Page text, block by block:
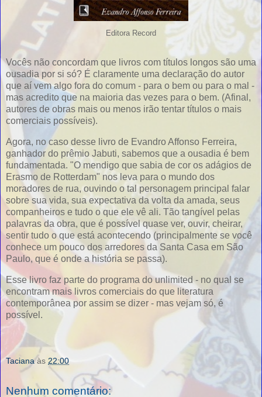
Editora Record
Vocês não concordam que livros com títulos longos são uma
ousadia por si só? É claramente uma declaração do autor
que aí vem algo fora do comum - para o bem ou para o mal -
mas acredito que na maioria das vezes para o bem. (Afinal,
autores de obras mais ou menos irão tentar títulos o mais
comerciais possíveis).
Agora, no caso desse livro de Evandro Affonso Ferreira,
ganhador do prêmio Jabuti, sabemos que a ousadia é bem
fundamentada. "O mendigo que sabia de cor os adágios de
Erasmo de Rotterdam" nos leva para o mundo dos
moradores de rua, ouvindo o tal personagem principal falar
sobre sua vida, sua expectativa da volta da amada, seus
companheiros e tudo o que ele vê ali. Tão tangível pelas
palavras da obra, que é possível quase ver, ouvir, cheirar,
sentir tudo o que está acontecendo (principalmente se você
conhece um pouco dos arredores da Santa Casa em São
Paulo, que é onde a história se passa).
Esse livro faz parte do programa do unlimited - no qual se
encontram mais livros comerciais do que literatura
contemporânea por assim se dizer - mas vejam só, é
possível.
Taciana às 22:00
Nenhum comentário: